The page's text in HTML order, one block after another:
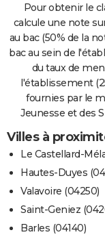
Pour obtenir le
calcule une note
au bac (50% de la
bac au sein de
du taux de
l'établissement
fournies par le
Jeunesse et des
Villes à
Le Castellard-
Hautes-Duyes
Valavoire (04250)
Saint-Geniez
Barles (04140)